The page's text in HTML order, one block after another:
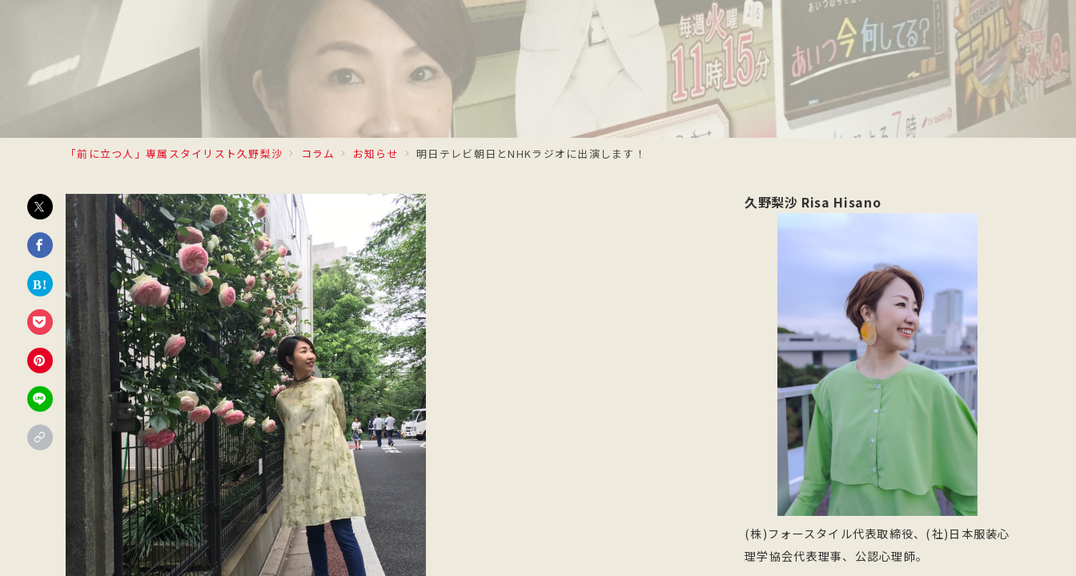
「前に立つ人」専属スタイリスト久野梨沙 コラム お知らせ 明日テレビ朝日とNHKラジオに出演します！
久野梨沙 Risa Hisano
(株)フォースタイル代表取締役、(社)日本服装心
理学協会代表理事、公認心理師。